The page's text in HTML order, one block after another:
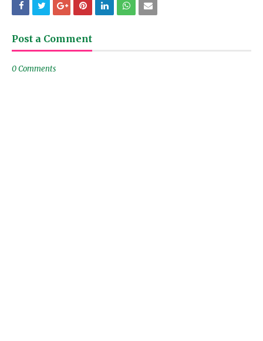
Post a Comment
0 Comments